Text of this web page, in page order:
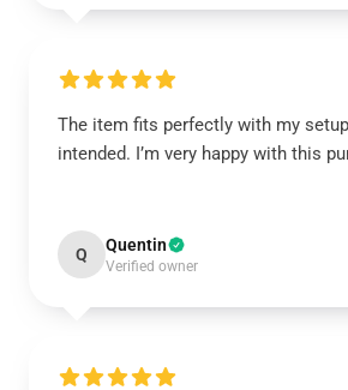
The item fits perfectly with my
intended. I’m very happy with this
Q Quentin
Verified owner